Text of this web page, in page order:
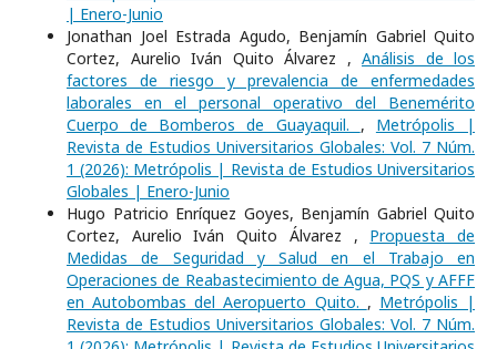
| Enero-Junio
Jonathan Joel Estrada Agudo, Benjamín Gabriel Quito
Cortez, Aurelio Iván Quito Álvarez , Análisis de los
factores de riesgo y prevalencia de enfermedades
laborales en el personal operativo del Benemérito
Cuerpo de Bomberos de Guayaquil. , Metrópolis |
Revista de Estudios Universitarios Globales: Vol. 7 Núm.
1 (2026): Metrópolis | Revista de Estudios Universitarios
Globales | Enero-Junio
Hugo Patricio Enríquez Goyes, Benjamín Gabriel Quito
Cortez, Aurelio Iván Quito Álvarez , Propuesta de
Medidas de Seguridad y Salud en el Trabajo en
Operaciones de Reabastecimiento de Agua, PQS y AFFF
en Autobombas del Aeropuerto Quito. , Metrópolis |
Revista de Estudios Universitarios Globales: Vol. 7 Núm.